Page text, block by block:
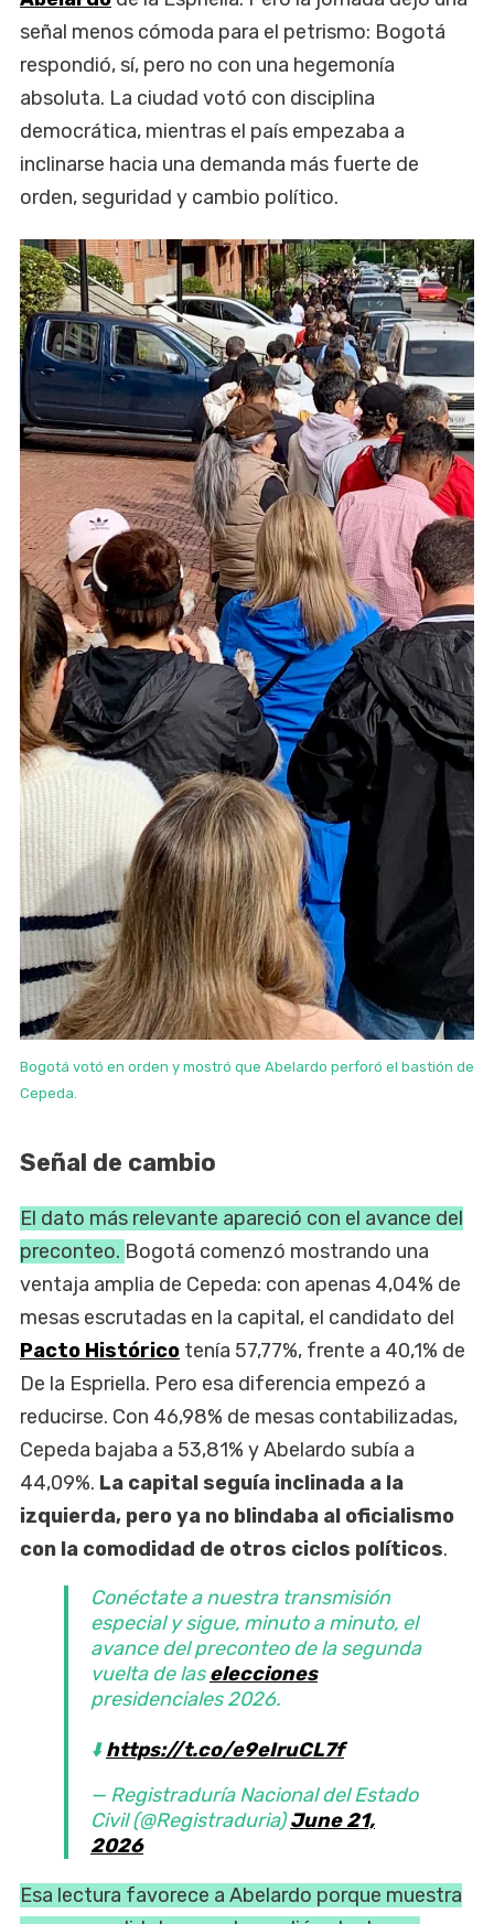
señal menos cómoda para el petrismo: Bogotá
respondió, sí, pero no con una hegemonía
absoluta. La ciudad votó con disciplina
democrática, mientras el país empezaba a
inclinarse hacia una demanda más fuerte de
orden, seguridad y cambio político.
Bogotá votó en orden y mostró que Abelardo perforó el bastión de
Cepeda.
Señal de cambio
El dato más relevante apareció con el avance del
preconteo. Bogotá comenzó mostrando una
ventaja amplia de Cepeda: con apenas 4,04% de
mesas escrutadas en la capital, el candidato del
Pacto Histórico tenía 57,77%, frente a 40,1% de
De la Espriella. Pero esa diferencia empezó a
reducirse. Con 46,98% de mesas contabilizadas,
Cepeda bajaba a 53,81% y Abelardo subía a
44,09%. La capital seguía inclinada a la
izquierda, pero ya no blindaba al oficialismo
con la comodidad de otros ciclos políticos.
Conéctate a nuestra transmisión
especial y sigue, minuto a minuto, el
avance del preconteo de la segunda
vuelta de laselecciones
presidenciales 2026.
⬇️https://t.co/e9eIruCL7f
— Registraduría Nacional del Estado
Civil (@Registraduria)June 21,
2026
Esa lectura favorece a Abelardo porque muestra